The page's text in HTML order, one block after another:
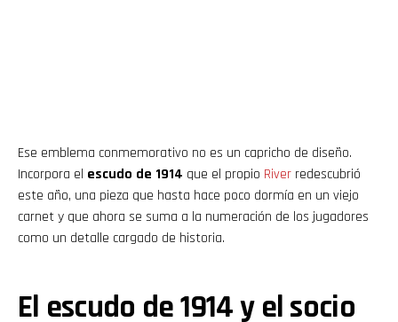
Ese emblema conmemorativo no es un capricho de diseño.
Incorpora el escudo de 1914 que el propio River redescubrió
este año, una pieza que hasta hace poco dormía en un viejo
carnet y que ahora se suma a la numeración de los jugadores
como un detalle cargado de historia.
El escudo de 1914 y el socio